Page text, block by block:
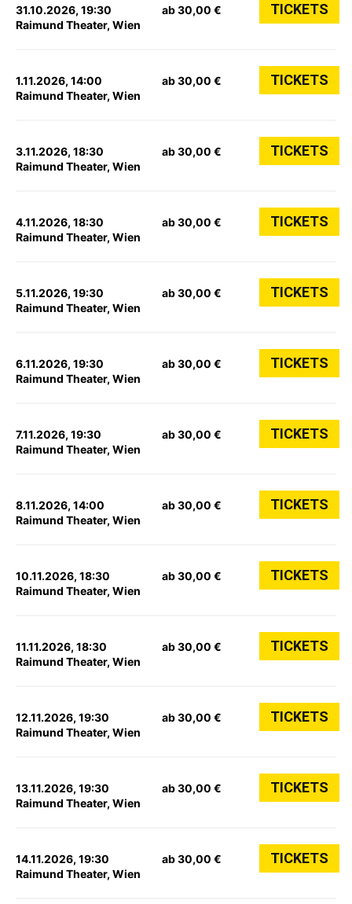
31.10.2026, 19:30
Raimund Theater, Wien
ab 30,00 € TICKETS
1.11.2026, 14:00
Raimund Theater, Wien
ab 30,00 € TICKETS
3.11.2026, 18:30
Raimund Theater, Wien
ab 30,00 € TICKETS
4.11.2026, 18:30
Raimund Theater, Wien
ab 30,00 € TICKETS
5.11.2026, 19:30
Raimund Theater, Wien
ab 30,00 € TICKETS
6.11.2026, 19:30
Raimund Theater, Wien
ab 30,00 € TICKETS
7.11.2026, 19:30
Raimund Theater, Wien
ab 30,00 € TICKETS
8.11.2026, 14:00
Raimund Theater, Wien
ab 30,00 € TICKETS
10.11.2026, 18:30
Raimund Theater, Wien
ab 30,00 € TICKETS
11.11.2026, 18:30
Raimund Theater, Wien
ab 30,00 € TICKETS
12.11.2026, 19:30
Raimund Theater, Wien
ab 30,00 € TICKETS
13.11.2026, 19:30
Raimund Theater, Wien
ab 30,00 € TICKETS
14.11.2026, 19:30
Raimund Theater, Wien
ab 30,00 € TICKETS